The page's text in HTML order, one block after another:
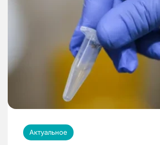
Актуальное